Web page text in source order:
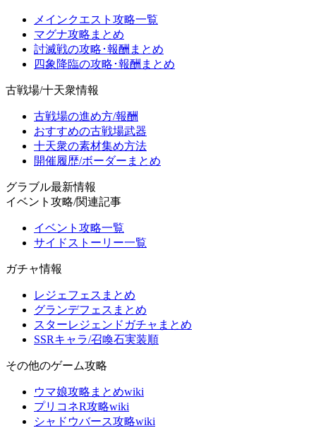
メインクエスト攻略一覧
マグナ攻略まとめ
討滅戦の攻略･報酬まとめ
四象降臨の攻略･報酬まとめ
古戦場/十天衆情報
古戦場の進め方/報酬
おすすめの古戦場武器
十天衆の素材集め方法
開催履歴/ボーダーまとめ
グラブル最新情報
イベント攻略/関連記事
イベント攻略一覧
サイドストーリー一覧
ガチャ情報
レジェフェスまとめ
グランデフェスまとめ
スターレジェンドガチャまとめ
SSRキャラ/召喚石実装順
その他のゲーム攻略
ウマ娘攻略まとめwiki
プリコネR攻略wiki
シャドウバース攻略wiki